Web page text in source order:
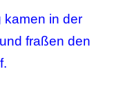
kamen in der
fraßen den